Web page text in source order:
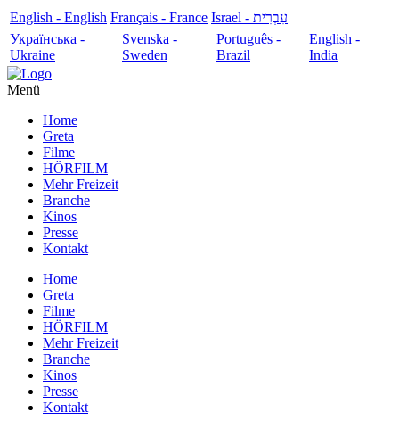
English - English Français - France
עִבְרִית - Israel
Українська -
Ukraine
Svenska -
Sweden
Português -
Brazil
English -
India
Menü
Home
Greta
Filme
HÖRFILM
Mehr Freizeit
Branche
Kinos
Presse
Kontakt
Home
Greta
Filme
HÖRFILM
Mehr Freizeit
Branche
Kinos
Presse
Kontakt